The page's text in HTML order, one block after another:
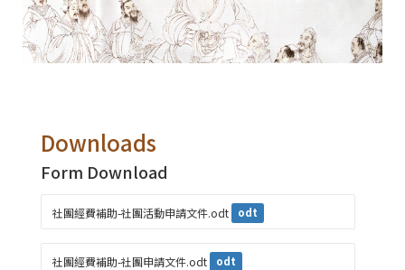
Downloads
Form Download
社團經費補助-社團活動申請文件.odt odt
社團經費補助-社團申請文件.odt odt